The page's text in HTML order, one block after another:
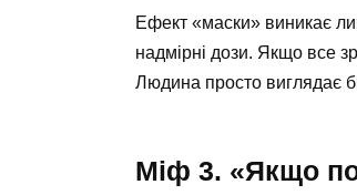
Ефект «маски» виникає
надмірні дози. Якщо все
Людина просто виглядає
Міф 3. «Якщо